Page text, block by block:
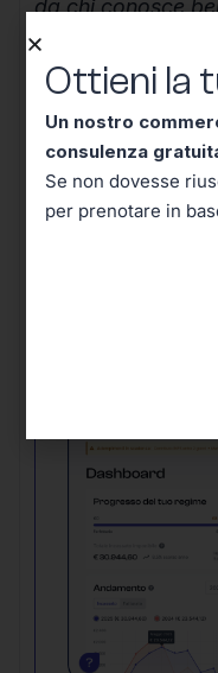
da chi conosce
migliore per
solido, efficiente
Continua a
ricorda che ogni
mette al riparo
Ottieni la
Un nostro
consulenza
Se non dovesse
per prenotare in